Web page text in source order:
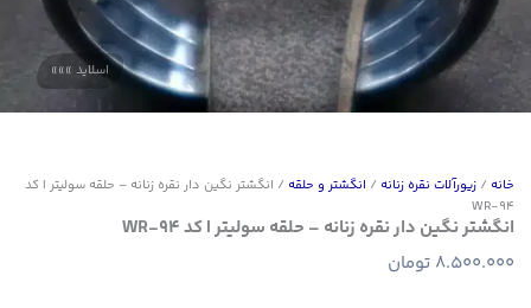
خانه / زیورآلات نقره زنانه / انگشتر و حلقه / انگشتر نگین دار نقره زنانه – حلقه سولیتر | کد
WR-94
انگشتر نگین دار نقره زنانه – حلقه سولیتر | کد WR-94
8.500.000 تومان